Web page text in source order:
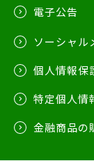
電子公告
ソーシャル
個人情報保
特定個人情
金融商品の